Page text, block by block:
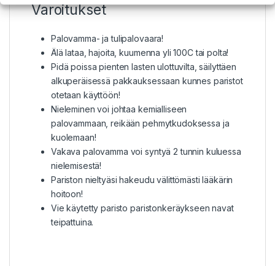
Varoitukset
Palovamma- ja tulipalovaara!
Älä lataa, hajoita, kuumenna yli 100C tai polta!
Pidä poissa pienten lasten ulottuvilta, säilyttäen
alkuperäisessä pakkauksessaan kunnes paristot
otetaan käyttöön!
Nieleminen voi johtaa kemialliseen
palovammaan, reikään pehmytkudoksessa ja
kuolemaan!
Vakava palovamma voi syntyä 2 tunnin kuluessa
nielemisestä!
Pariston nieltyäsi hakeudu välittömästi lääkärin
hoitoon!
Vie käytetty paristo paristonkeräykseen navat
teipattuina.